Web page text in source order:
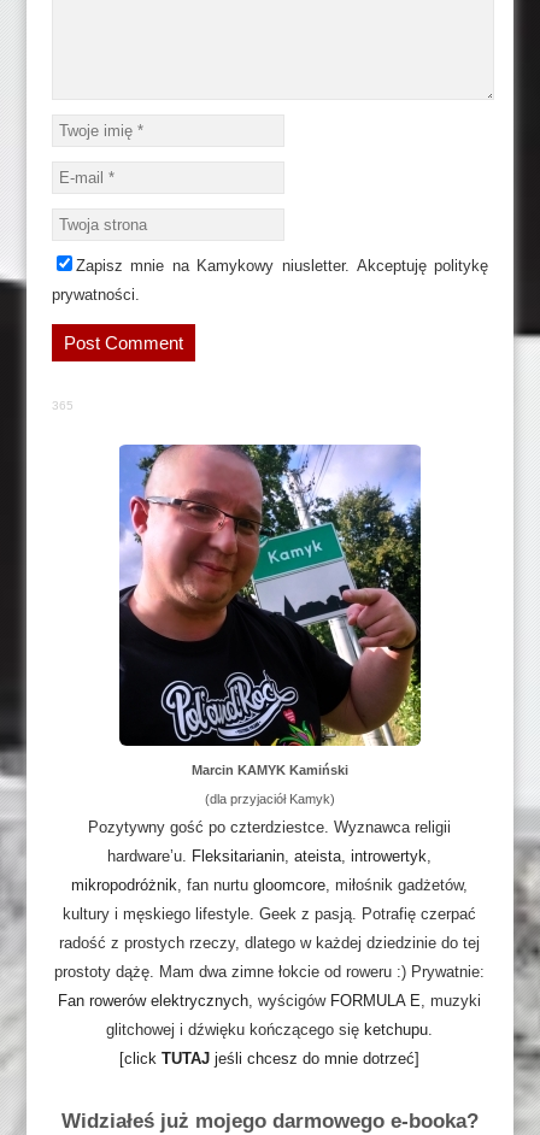
Zapisz mnie na Kamykowy niusletter. Akceptuję politykę
prywatności.
365
Marcin KAMYK Kamiński
(dla przyjaciół Kamyk)
Pozytywny gość po czterdziestce. Wyznawca religii
hardware’u. Fleksitarianin,ateista,introwertyk,
mikropodróżnik, fan nurtugloomcore, miłośnik gadżetów,
kultury i męskiego lifestyle. Geek z pasją. Potrafię czerpać
radość z prostych rzeczy, dlatego w każdej dziedzinie do tej
prostoty dążę. Mam dwa zimne łokcie od roweru :) Prywatnie:
Fan rowerów elektrycznych, wyścigów FORMULA E, muzyki
glitchowej i dźwięku kończącego się ketchupu.
[clickTUTAJ jeśli chcesz do mnie dotrzeć]
Widziałeś już mojego darmowego e-booka?